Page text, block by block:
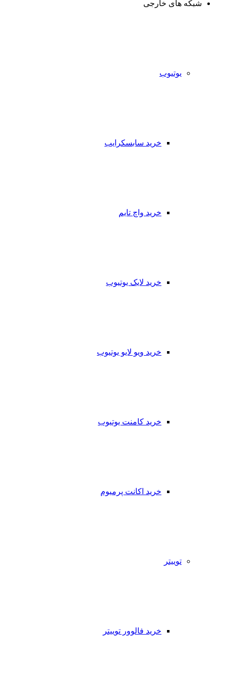
شبکه های خارجی
یوتیوب
خرید سابسکرایب
خرید واچ تایم
خرید لایک یوتیوب
خرید ویو لایو یوتیوب
خرید کامنت یوتیوب
خرید اکانت پرمیوم
توییتر
خرید فالوور توییتر